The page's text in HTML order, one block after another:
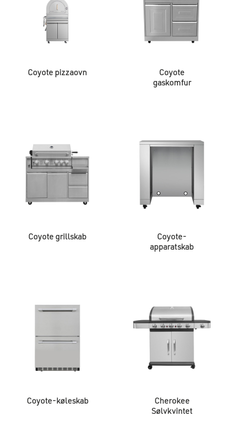
Coyote pizzaovn
Coyote
gaskomfur
Coyote grillskab
Coyote-
apparatskab
Coyote-køleskab
Cherokee
Sølvkvintet